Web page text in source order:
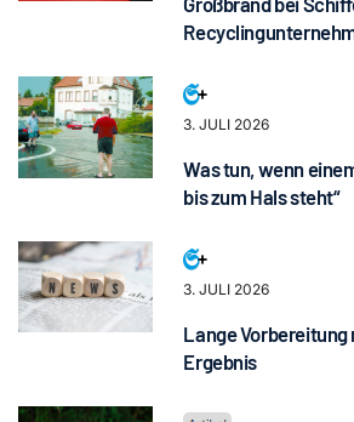
3. JULI 2026
Was tun, wenn
bis zum Hals steht“
3. JULI 2026
Lange Vorbereitung
Ergebnis